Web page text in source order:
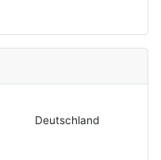
Deutschland